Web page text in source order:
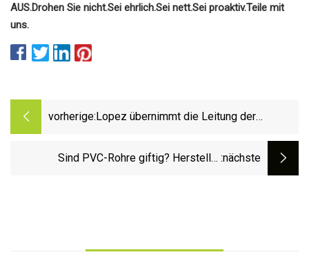
AUS.Drohen Sie nicht.Sei ehrlich.Sei nett.Sei proaktiv.Teile mit
uns.
vorherige: Lopez übernimmt die Leitung der
Sind PVC-Rohre giftig? Hersteller
:nächste